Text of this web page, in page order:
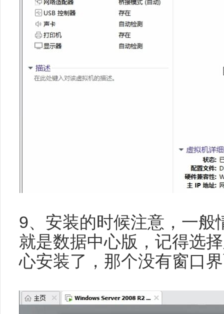
9、安装的时候注意，一般
就是数据中心版，记得选
心安装了，那个没有窗口